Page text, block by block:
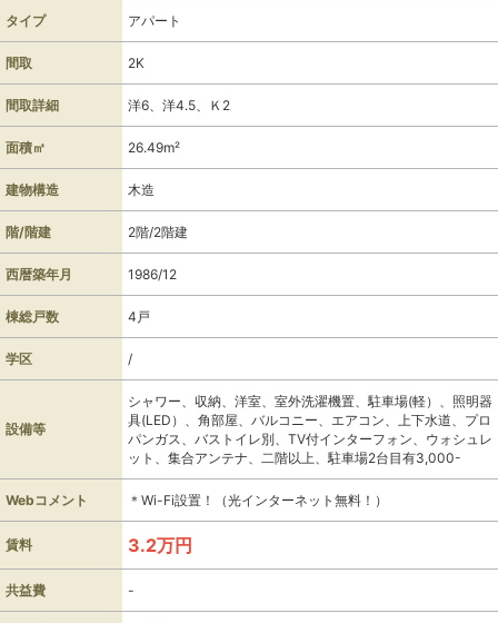
タイプ アパート
間取 2K
間取詳細 洋6、洋4.5、Ｋ2
面積㎡ 26.49m²
建物構造 木造
階/階建 2階/2階建
西暦築年月 1986/12
棟総戸数 4戸
学区 /
設備等
シャワー、収納、洋室、室外洗濯機置、駐車場(軽）、照明器
具(LED）、角部屋、バルコニー、エアコン、上下水道、プロ
パンガス、バストイレ別、TV付インターフォン、ウォシュレ
ット、集合アンテナ、二階以上、駐車場2台目有3,000-
Webコメント ＊Wi-Fi設置！（光インターネット無料！）
賃料 3.2万円
共益費 -